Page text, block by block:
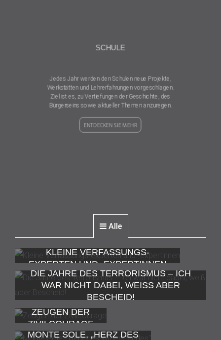
SCHULE
Jedes Jahr werden den Schulen neue Projekte,
Werkstätten und Lehrerfahrungen vorgeschlagen.
Ziel ist es, zu Vertiefungen der Geschichte, des
Bürgerseins sowie aktueller Themen anzuregen.
ENTDECKEN SIE MEHR
Alle
KLEINE VERFASSUNGS-
EXPERTEN UND -EXPERTINNEN
DIE JAHRE DES TERRORISMUS – ICH
WAR NICHT DABEI, WEISS ABER B
ESCHEID!
ZEUGEN DER
ZIVILCOURAGE
MONTE SOLE, „HERZ DES